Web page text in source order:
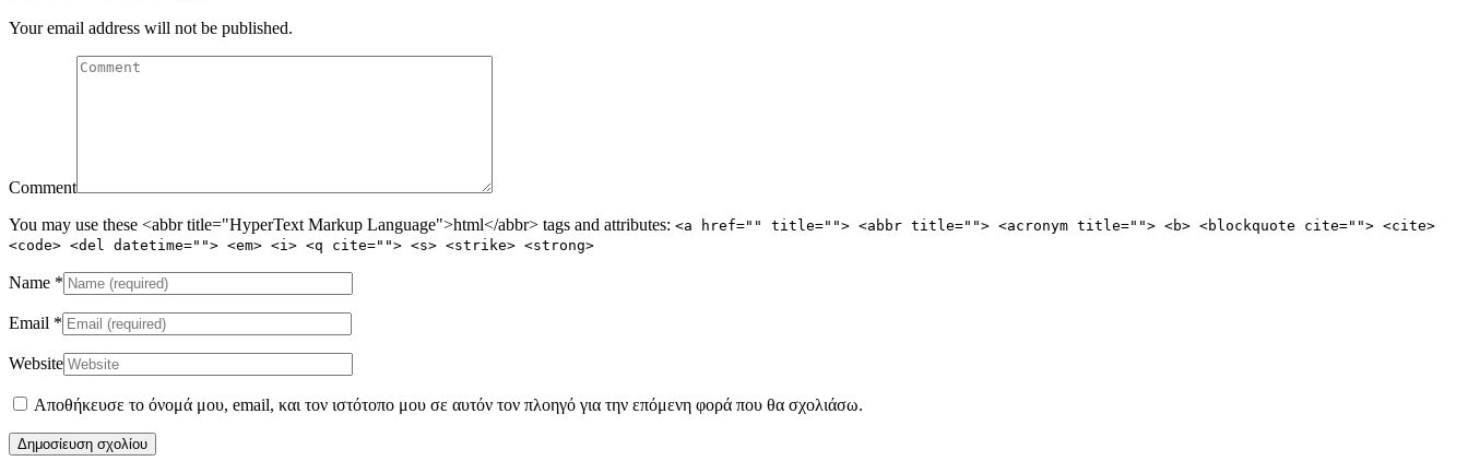
Your email address will not be published.
Comment
You may use these <abbr title="HyperText Markup Language">html</abbr> tags and attributes: <a href="" title=""> <abbr title=""> <acronym title=""> <b> <blockquote cite=""> <cite>
<code> <del datetime=""> <em> <i> <q cite=""> <s> <strike> <strong>
Name *
Email *
Website
Αποθήκευσε το όνομά μου, email, και τον ιστότοπο μου σε αυτόν τον πλοηγό για την επόμενη φορά που θα σχολιάσω.